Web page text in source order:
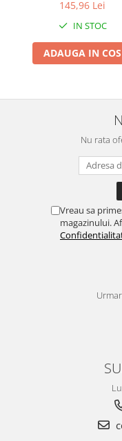
Coliere plastic
Conectori/doze
Corpuri de iluminat
Lanterne
Lumina de crestere
Proiectoare & lampi de
Veioze si Lampi
Cantare Corporale
Aparate de spalat cu
Accesorii aparatele de
Aparate de spalat cu
145,96 Lei
IN STOC
ADAUGA IN COS
Nu rata
Vreau sa
magazinului.